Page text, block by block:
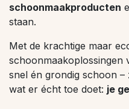
schoonmaakproducten
staan.
Met de krachtige maar
schoonmaakoplossingen
snel én grondig schoon
wat er écht toe doet: je